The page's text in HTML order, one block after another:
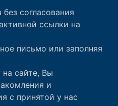
согласования
ссылки на
письмо или заполняя
сайте, Вы
и
с принятой у нас